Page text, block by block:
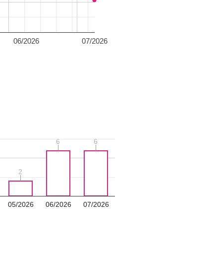
06/2026 07/2026
05/2026 06/2026 07/2026
2
2
6
6 6
6